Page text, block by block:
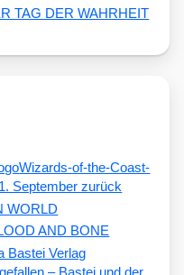
TAG DER WAHRHEIT
Wizards-of-the-Coast-
September zurück
WORLD
AND BONE
– Bastei und der